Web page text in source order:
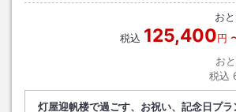
お
税込 125,400円
お
税込
灯屋迎帆楼で過ごす、お祝い、記念日プラ